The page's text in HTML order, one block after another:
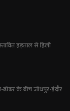
हड़ताल से हिली
ढोढर के बीच जोधपुर-इंदौर